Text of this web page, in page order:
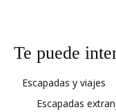
Te puede
Escapadas y viajes
Escapadas